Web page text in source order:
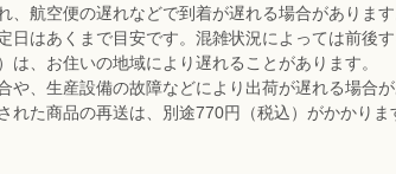
、航空便の遅れなどで到着が遅れる場合があります
日はあくまで目安です。混雑状況によっては前後す
は、お住いの地域により遅れることがあります。
や、生産設備の故障などにより出荷が遅れる場合が
れた商品の再送は、別途770円（税込）がかかりま